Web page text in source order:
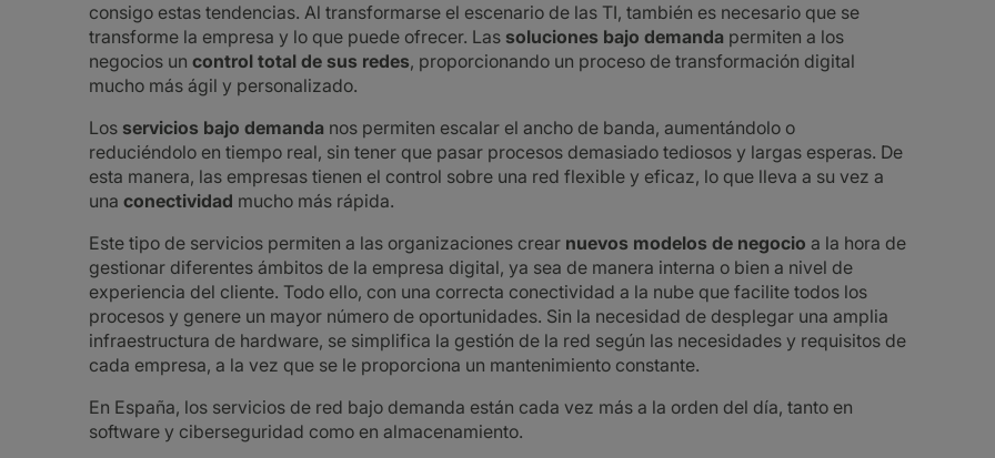
consigo estas tendencias. Al transformarse el escenario de las TI, también es necesario que se
transforme la empresa y lo que puede ofrecer. Las soluciones bajo demanda permiten a los
negocios un control total de sus redes, proporcionando un proceso de transformación digital
mucho más ágil y personalizado.
Los servicios bajo demanda nos permiten escalar el ancho de banda, aumentándolo o
reduciéndolo en tiempo real, sin tener que pasar procesos demasiado tediosos y largas esperas. De
esta manera, las empresas tienen el control sobre una red flexible y eficaz, lo que lleva a su vez a
una conectividad mucho más rápida.
Este tipo de servicios permiten a las organizaciones crear nuevos modelos de negocio a la hora de
gestionar diferentes ámbitos de la empresa digital, ya sea de manera interna o bien a nivel de
experiencia del cliente. Todo ello, con una correcta conectividad a la nube que facilite todos los
procesos y genere un mayor número de oportunidades. Sin la necesidad de desplegar una amplia
infraestructura de hardware, se simplifica la gestión de la red según las necesidades y requisitos de
cada empresa, a la vez que se le proporciona un mantenimiento constante.
En España, los servicios de red bajo demanda están cada vez más a la orden del día, tanto en
software y ciberseguridad como en almacenamiento.